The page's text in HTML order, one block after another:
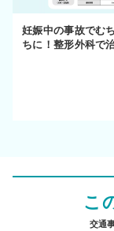
妊娠中の事故でむ
ちに！整形外科で
こ
交通